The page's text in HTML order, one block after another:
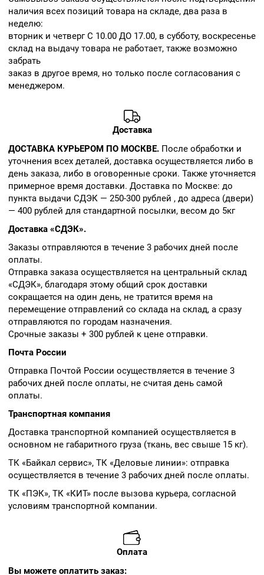
наличия всех позиций товара на складе, два раза в
неделю:
вторник и четверг С 10.00 ДО 17.00, в субботу, воскресенье
склад на выдачу товара не работает, также возможно
забрать
заказ в другое время, но только после согласования с
менеджером.
Доставка
ДОСТАВКА КУРЬЕРОМ ПО МОСКВЕ. После обработки и
уточнения всех деталей, доставка осуществляется либо в
день заказа, либо в оговоренные сроки. Также уточняется
примерное время доставки. Доставка по Москве: до
пункта выдачи СДЭК — 250-300 рублей , до адреса (двери)
— 400 рублей для стандартной посылки, весом до 5кг
Доставка «СДЭК».
Заказы отправляются в течение 3 рабочих дней после
оплаты.
Отправка заказа осуществляется на центральный склад
«СДЭК», благодаря этому общий срок доставки
сокращается на один день, не тратится время на
перемещение отправлений со склада на склад, а сразу
отправляются по городам назначения.
Срочные заказы + 300 рублей к цене отправки.
Почта России
Отправка Почтой России осуществляется в течение 3
рабочих дней после оплаты, не считая день самой
оплаты.
Транспортная компания
Доставка транспортной компанией осуществляется в
основном не габаритного груза (ткань, вес свыше 15 кг).
ТК «Байкал сервис», ТК «Деловые линии»: отправка
осуществляется в течение 3 рабочих дней после оплаты.
ТК «ПЭК», ТК «КИТ» после вызова курьера, согласной
условиям транспортной компании.
Оплата
Вы можете оплатить заказ: